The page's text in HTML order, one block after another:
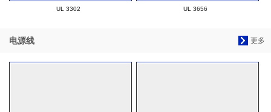
UL 3302 UL 3656
更多
电源线